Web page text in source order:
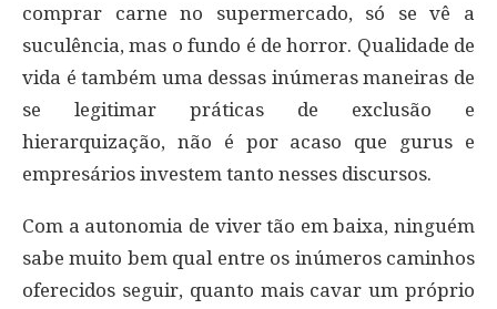
comprar carne no supermercado, só se vê a
suculência, mas o fundo é de horror. Qualidade de
vida é também uma dessas inúmeras maneiras de
se legitimar práticas de exclusão e
hierarquização, não é por acaso que gurus e
empresários investem tanto nesses discursos.
Com a autonomia de viver tão em baixa, ninguém
sabe muito bem qual entre os inúmeros caminhos
oferecidos seguir, quanto mais cavar um próprio